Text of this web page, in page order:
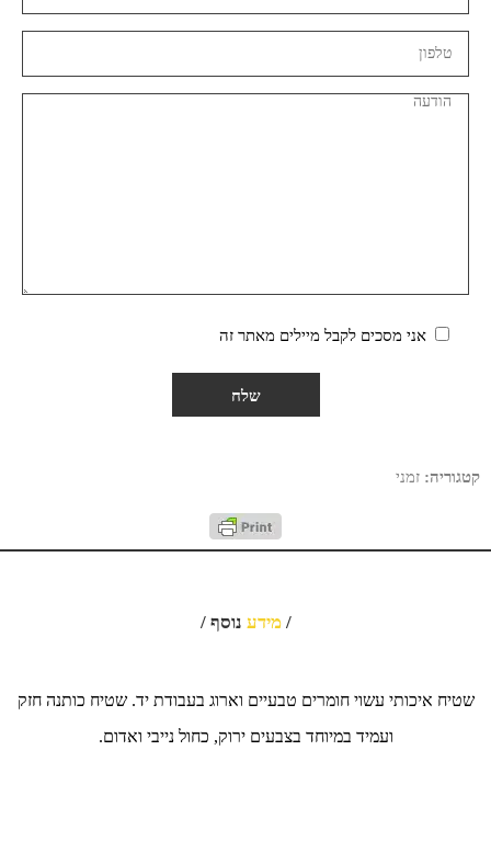
אני מסכים לקבל מיילים מאתר זה
קטגוריה: זמני
/ מידע נוסף /
שטיח איכותי עשוי חומרים טבעיים וארוג בעבודת יד. שטיח כותנה חזק
ועמיד במיוחד בצבעים ירוק, כחול נייבי ואדום.